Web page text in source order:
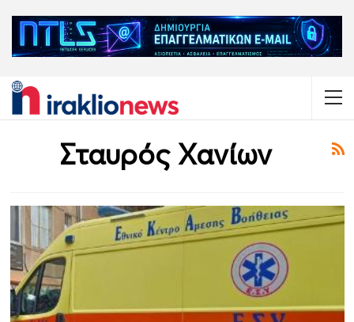
Σταυρός Χανίων